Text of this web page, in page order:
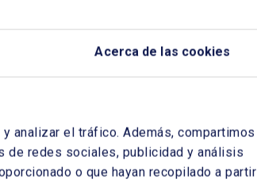
Acerca de las cookies
analizar el tráfico. Además, compartimos
de redes sociales, publicidad y análisis
o que hayan recopilado a partir